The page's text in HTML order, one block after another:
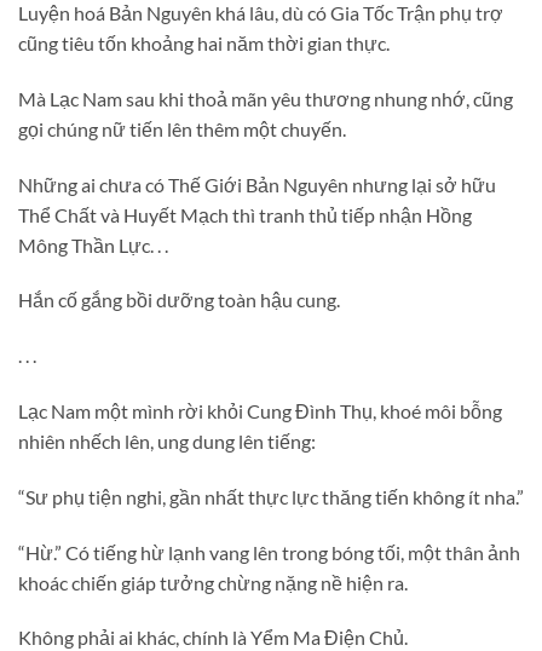
Luyện hoá Bản Nguyên khá lâu, dù có Gia Tốc Trận phụ trợ
cũng tiêu tốn khoảng hai năm thời gian thực.
Mà Lạc Nam sau khi thoả mãn yêu thương nhung nhớ, cũng
gọi chúng nữ tiến lên thêm một chuyến.
Những ai chưa có Thế Giới Bản Nguyên nhưng lại sở hữu
Thể Chất và Huyết Mạch thì tranh thủ tiếp nhận Hồng
Mông Thần Lực. . .
Hắn cố gắng bồi dưỡng toàn hậu cung.
. . .
Lạc Nam một mình rời khỏi Cung Đình Thụ, khoé môi bỗng
nhiên nhếch lên, ung dung lên tiếng:
“Sư phụ tiện nghi, gần nhất thực lực thăng tiến không ít nha.”
“Hừ.” Có tiếng hừ lạnh vang lên trong bóng tối, một thân ảnh
khoác chiến giáp tưởng chừng nặng nề hiện ra.
Không phải ai khác, chính là Yểm Ma Điện Chủ.